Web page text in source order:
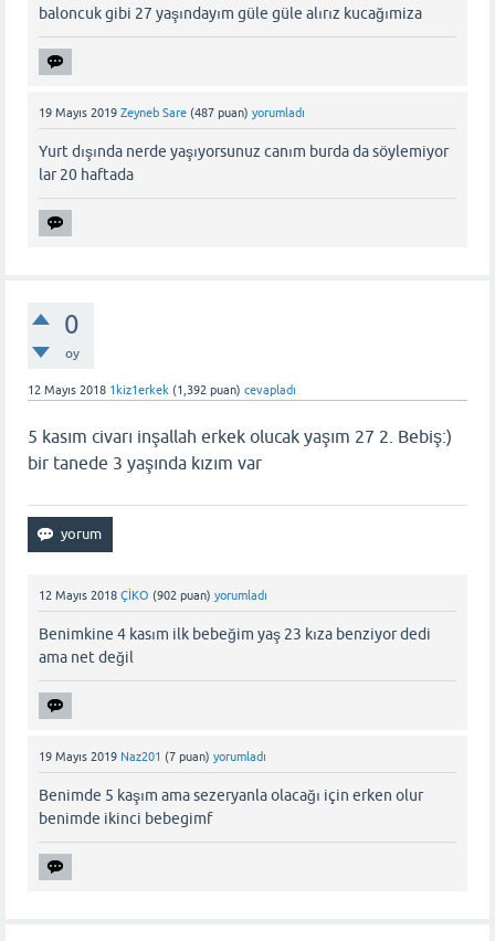
baloncuk gibi 27 yaşındayım güle güle alırız kucağımiza
19 Mayıs 2019 Zeyneb Sare (487 puan) yorumladı
Yurt dışında nerde yaşıyorsunuz canım burda da söylemiyor
lar 20 haftada
0
oy
12 Mayıs 2018 1kiz1erkek (1,392 puan) cevapladı
5 kasım civarı inşallah erkek olucak yaşım 27 2. Bebiş:)
bir tanede 3 yaşında kızım var
12 Mayıs 2018 ÇİKO (902 puan) yorumladı
Benimkine 4 kasım ilk bebeğim yaş 23 kıza benziyor dedi
ama net değil
19 Mayıs 2019 Naz201 (7 puan) yorumladı
Benimde 5 kaşım ama sezeryanla olacağı için erken olur
benimde ikinci bebegimf